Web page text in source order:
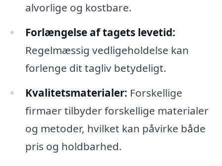
alvorlige og kostbare.
Forlængelse af tagets levetid:
Regelmæssig vedligeholdelse kan
forlenge dit tagliv betydeligt.
Kvalitetsmaterialer: Forskellige
firmaer tilbyder forskellige materialer
og metoder, hvilket kan påvirke både
pris og holdbarhed.